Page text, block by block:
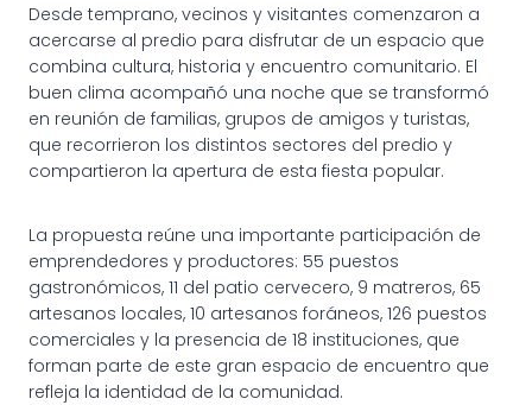
Desde temprano, vecinos y visitantes comenzaron a
acercarse al predio para disfrutar de un espacio que
combina cultura, historia y encuentro comunitario. El
buen clima acompañó una noche que se transformó
en reunión de familias, grupos de amigos y turistas,
que recorrieron los distintos sectores del predio y
compartieron la apertura de esta fiesta popular.
La propuesta reúne una importante participación de
emprendedores y productores: 55 puestos
gastronómicos, 11 del patio cervecero, 9 matreros, 65
artesanos locales, 10 artesanos foráneos, 126 puestos
comerciales y la presencia de 18 instituciones, que
forman parte de este gran espacio de encuentro que
refleja la identidad de la comunidad.